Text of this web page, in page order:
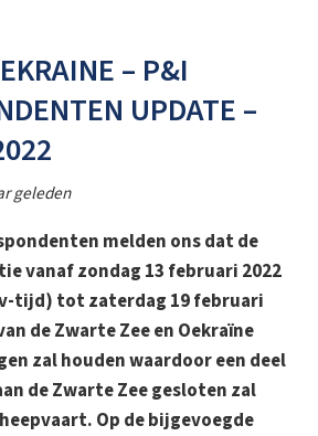
– P&I
UPDATE –
geleden
melden ons dat de
vanaf zondag 13 februari 2022
tijd) tot zaterdag 19 februari
de Zwarte Zee en Oekraïne
zal houden waardoor een deel
de Zwarte Zee gesloten zal
Op de bijgevoegde